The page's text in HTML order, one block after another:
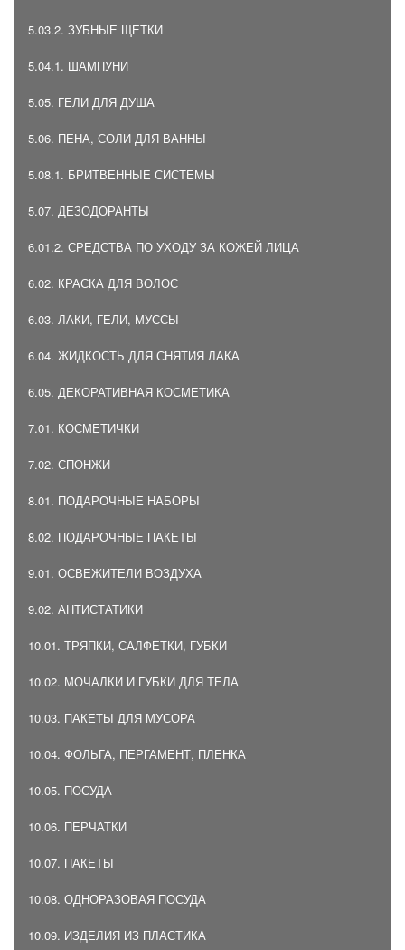
5.03.2. ЗУБНЫЕ ЩЕТКИ
5.04.1. ШАМПУНИ
5.05. ГЕЛИ ДЛЯ ДУША
5.06. ПЕНА, СОЛИ ДЛЯ ВАННЫ
5.08.1. БРИТВЕННЫЕ СИСТЕМЫ
5.07. ДЕЗОДОРАНТЫ
6.01.2. СРЕДСТВА ПО УХОДУ ЗА КОЖЕЙ ЛИЦА
6.02. КРАСКА ДЛЯ ВОЛОС
6.03. ЛАКИ, ГЕЛИ, МУССЫ
6.04. ЖИДКОСТЬ ДЛЯ СНЯТИЯ ЛАКА
6.05. ДЕКОРАТИВНАЯ КОСМЕТИКА
7.01. КОСМЕТИЧКИ
7.02. СПОНЖИ
8.01. ПОДАРОЧНЫЕ НАБОРЫ
8.02. ПОДАРОЧНЫЕ ПАКЕТЫ
9.01. ОСВЕЖИТЕЛИ ВОЗДУХА
9.02. АНТИСТАТИКИ
10.01. ТРЯПКИ, САЛФЕТКИ, ГУБКИ
10.02. МОЧАЛКИ И ГУБКИ ДЛЯ ТЕЛА
10.03. ПАКЕТЫ ДЛЯ МУСОРА
10.04. ФОЛЬГА, ПЕРГАМЕНТ, ПЛЕНКА
10.05. ПОСУДА
10.06. ПЕРЧАТКИ
10.07. ПАКЕТЫ
10.08. ОДНОРАЗОВАЯ ПОСУДА
10.09. ИЗДЕЛИЯ ИЗ ПЛАСТИКА